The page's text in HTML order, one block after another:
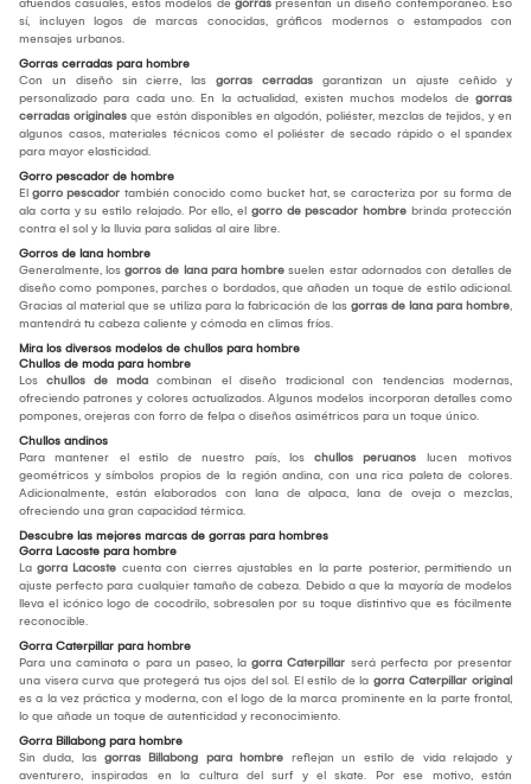
atuendos casuales, estos modelos de gorras presentan un diseño contemporáneo. Eso
sí, incluyen logos de marcas conocidas, gráficos modernos o estampados con
mensajes urbanos.
Gorras cerradas para hombre
Con un diseño sin cierre, las gorras cerradas garantizan un ajuste ceñido y
personalizado para cada uno. En la actualidad, existen muchos modelos de gorras
cerradas originales que están disponibles en algodón, poliéster, mezclas de tejidos, y en
algunos casos, materiales técnicos como el poliéster de secado rápido o el spandex
para mayor elasticidad.
Gorro pescador de hombre
El gorro pescador también conocido como bucket hat, se caracteriza por su forma de
ala corta y su estilo relajado. Por ello, el gorro de pescador hombre brinda protección
contra el sol y la lluvia para salidas al aire libre.
Gorros de lana hombre
Generalmente, los gorros de lana para hombre suelen estar adornados con detalles de
diseño como pompones, parches o bordados, que añaden un toque de estilo adicional.
Gracias al material que se utiliza para la fabricación de las gorras de lana para hombre,
mantendrá tu cabeza caliente y cómoda en climas fríos.
Mira los diversos modelos de chullos para hombre
Chullos de moda para hombre
Los chullos de moda combinan el diseño tradicional con tendencias modernas,
ofreciendo patrones y colores actualizados. Algunos modelos incorporan detalles como
pompones, orejeras con forro de felpa o diseños asimétricos para un toque único.
Chullos andinos
Para mantener el estilo de nuestro país, los chullos peruanos lucen motivos
geométricos y símbolos propios de la región andina, con una rica paleta de colores.
Adicionalmente, están elaborados con lana de alpaca, lana de oveja o mezclas,
ofreciendo una gran capacidad térmica.
Descubre las mejores marcas de gorras para hombres
Gorra Lacoste para hombre
La gorra Lacoste cuenta con cierres ajustables en la parte posterior, permitiendo un
ajuste perfecto para cualquier tamaño de cabeza. Debido a que la mayoría de modelos
lleva el icónico logo de cocodrilo, sobresalen por su toque distintivo que es fácilmente
reconocible.
Gorra Caterpillar para hombre
Para una caminata o para un paseo, la gorra Caterpillar será perfecta por presentar
una visera curva que protegerá tus ojos del sol. El estilo de la gorra Caterpillar original
es a la vez práctica y moderna, con el logo de la marca prominente en la parte frontal,
lo que añade un toque de autenticidad y reconocimiento.
Gorra Billabong para hombre
Sin duda, las gorras Billabong para hombre reflejan un estilo de vida relajado y
aventurero, inspiradas en la cultura del surf y el skate. Por ese motivo, están